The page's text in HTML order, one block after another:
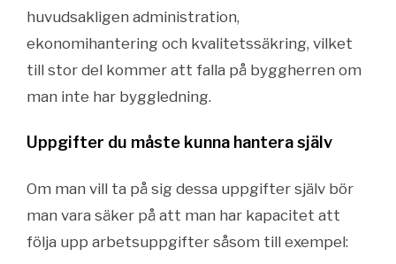
huvudsakligen administration,
ekonomihantering och kvalitetssäkring, vilket
till stor del kommer att falla på byggherren om
man inte har byggledning.
Uppgifter du måste kunna hantera själv
Om man vill ta på sig dessa uppgifter själv bör
man vara säker på att man har kapacitet att
följa upp arbetsuppgifter såsom till exempel: